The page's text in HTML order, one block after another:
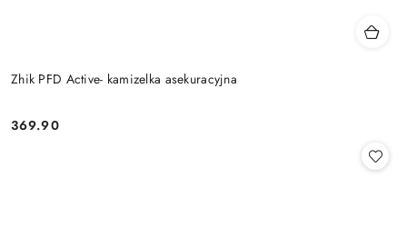
Zhik PFD Active- kamizelka asekuracyjna
Cena:
369.90